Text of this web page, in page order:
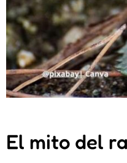
El mito del